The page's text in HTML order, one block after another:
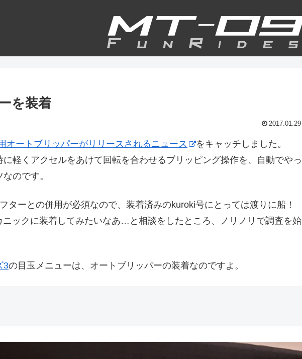
を装着
2017.01.29
オートブリッパーがリリースされるニュース
をキャッチしました。
に軽くアクセルをあけて回転を合わせるブリッピング操作を、自動でやっ
のです。
ターとの併用が必須なので、装着済みのkuroki号にとっては渡りに船！
ニックに装着してみたいなあ…と相談をしたところ、ノリノリで調査を始
3の目玉メニューは、オートブリッパーの装着なのですよ。